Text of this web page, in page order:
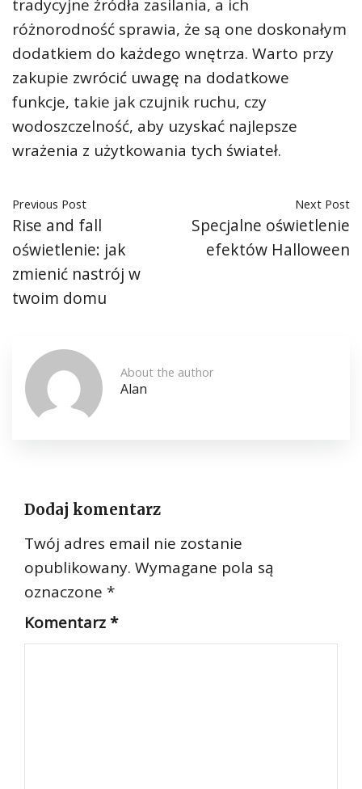
tradycyjne źródła zasilania, a ich
różnorodność sprawia, że ​​są one doskonałym
dodatkiem do każdego wnętrza. Warto przy
zakupie zwrócić uwagę na dodatkowe
funkcje, takie jak czujnik ruchu, czy
wodoszczelność, aby uzyskać najlepsze
wrażenia z użytkowania tych świateł.
Previous Post
Rise and fall
oświetlenie: jak
zmienić nastrój w
twoim domu
Next Post
Specjalne oświetlenie
efektów Halloween
About the author
Alan
Dodaj komentarz
Twój adres email nie zostanie
opublikowany. Wymagane pola są
oznaczone *
Komentarz*